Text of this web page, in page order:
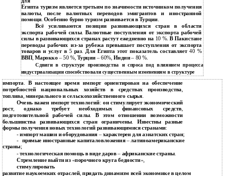
Египта туризм является третьим по значимости источником получения
валюты,после валютных переводов эмигрантов и иностранной
помощи.Особенно бурно туризм развивается в Турции.
Всё усиливаются позиции развивающихся стран в области
экспорта рабочей силы.Валютные поступления от экспорта рабочей
силы в развивающихся странах растут ежедневно на 10 %.В Пакистане
переводы рабочих из-за рубежа превышает поступления от экспорта
товаров и услуг в 5 раз.Для Египта этот показатель составляет40 %
ВВП, Марокко – 50 %, Турции – 60%,Индии– 80 %.
Сдвиги в структуре производства и спроса под влиянием процесса
индустриализации способствовали существенным изменениям в структуре
импорта. В настоящее время импорт ориентирован на обеспечение
потребностей национальных хозяйств в средствах производства,
топлива, минерального и сельскохозяйственного сырья.
Очень важен импорт технологий: он стимулирует экономический
рост,однако требует необходимых финансовых средств,
подготовительной рабочей силы. В этом отношении возможности
большинства развивающихся стран ограничены. Известны разные
формы получения новых технологий развивающимися странами:
- импорт машин и оборудования –характерен для азиатских стран;
- прямые иностранные капиталовложения–латиноамериканские
страны;
- технологическая помощь в виде даров– африканские страны.
Стремление выйти из«порочного круга бедности»,
стимулировать
развитие наукоемких отраслей,придать динамизм всей экономике в целом